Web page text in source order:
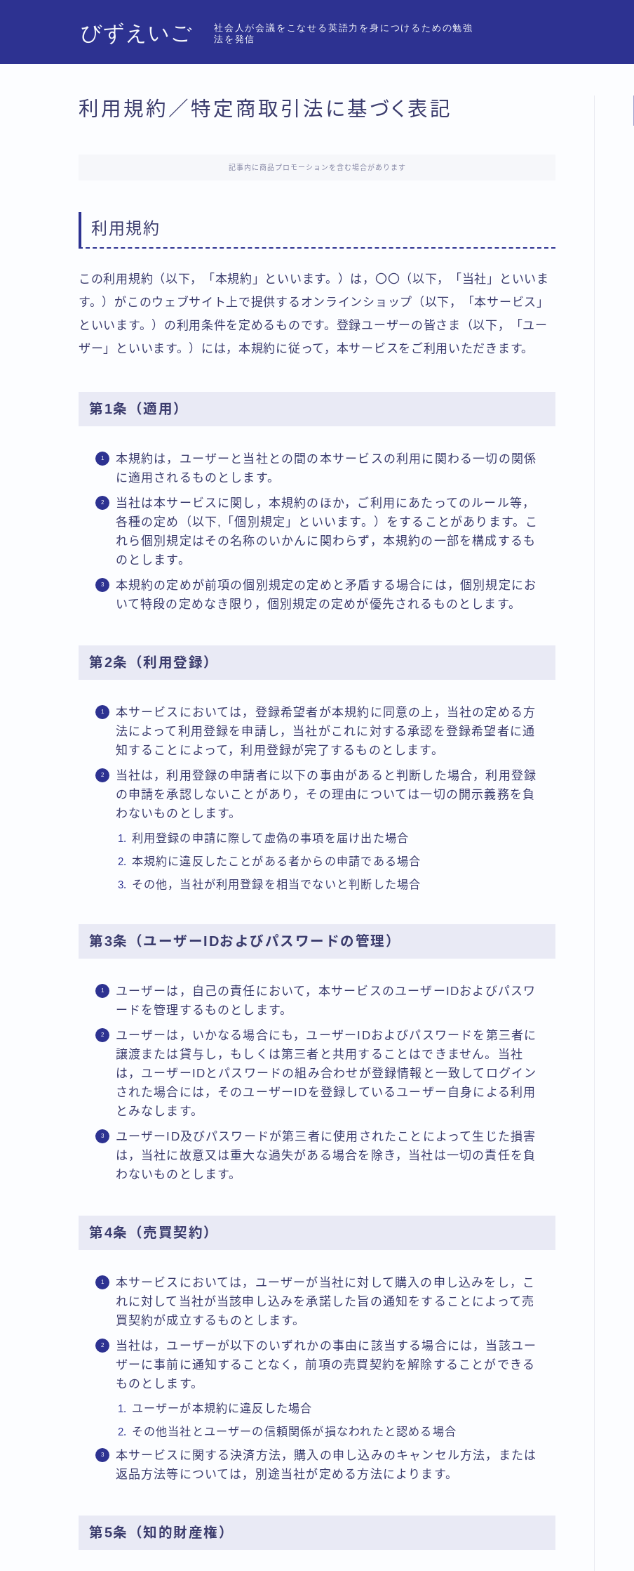
びずえいご
社会人が会議をこなせる英語力を身につけるための勉強
法を発信
利用規約／特定商取引法に基づく表記
記事内に商品プロモーションを含む場合があります
利用規約
この利用規約（以下，「本規約」といいます。）は，〇〇（以下，「当社」といいま
す。）がこのウェブサイト上で提供するオンラインショップ（以下，「本サービス」
といいます。）の利用条件を定めるものです。登録ユーザーの皆さま（以下，「ユー
ザー」といいます。）には，本規約に従って，本サービスをご利用いただきます。
第1条（適用）
本規約は，ユーザーと当社との間の本サービスの利用に関わる一切の関係
に適用されるものとします。
当社は本サービスに関し，本規約のほか，ご利用にあたってのルール等，
各種の定め（以下,「個別規定」といいます。）をすることがあります。こ
れら個別規定はその名称のいかんに関わらず，本規約の一部を構成するも
のとします。
本規約の定めが前項の個別規定の定めと矛盾する場合には，個別規定にお
いて特段の定めなき限り，個別規定の定めが優先されるものとします。
第2条（利用登録）
本サービスにおいては，登録希望者が本規約に同意の上，当社の定める方
法によって利用登録を申請し，当社がこれに対する承認を登録希望者に通
知することによって，利用登録が完了するものとします。
当社は，利用登録の申請者に以下の事由があると判断した場合，利用登録
の申請を承認しないことがあり，その理由については一切の開示義務を負
わないものとします。
利用登録の申請に際して虚偽の事項を届け出た場合
本規約に違反したことがある者からの申請である場合
その他，当社が利用登録を相当でないと判断した場合
第3条（ユーザーIDおよびパスワードの管理）
ユーザーは，自己の責任において，本サービスのユーザーIDおよびパスワ
ードを管理するものとします。
ユーザーは，いかなる場合にも，ユーザーIDおよびパスワードを第三者に
譲渡または貸与し，もしくは第三者と共用することはできません。当社
は，ユーザーIDとパスワードの組み合わせが登録情報と一致してログイン
された場合には，そのユーザーIDを登録しているユーザー自身による利用
とみなします。
ユーザーID及びパスワードが第三者に使用されたことによって生じた損害
は，当社に故意又は重大な過失がある場合を除き，当社は一切の責任を負
わないものとします。
第4条（売買契約）
本サービスにおいては，ユーザーが当社に対して購入の申し込みをし，こ
れに対して当社が当該申し込みを承諾した旨の通知をすることによって売
買契約が成立するものとします。
当社は，ユーザーが以下のいずれかの事由に該当する場合には，当該ユー
ザーに事前に通知することなく，前項の売買契約を解除することができる
ものとします。
ユーザーが本規約に違反した場合
その他当社とユーザーの信頼関係が損なわれたと認める場合
本サービスに関する決済方法，購入の申し込みのキャンセル方法，または
返品方法等については，別途当社が定める方法によります。
第5条（知的財産権）